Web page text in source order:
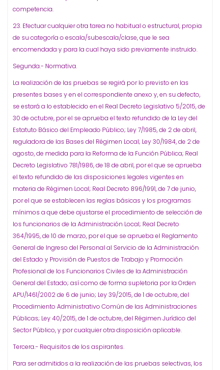
competencia.
23. Efectuar cualquier otra tarea no habitual o estructural, propia
de su categoría o escala/subescala/clase, que le sea
encomendada y para la cual haya sido previamente instruido.
Segunda.- Normativa.
La realización de las pruebas se regirá por lo previsto en las
presentes bases y en el correspondiente anexo y, en su defecto,
se estará a lo establecido en el Real Decreto Legislativo 5/2015, de
30 de octubre, por el se aprueba el texto refundido de la Ley del
Estatuto Básico del Empleado Público; Ley 7/1985, de 2 de abril,
reguladora de las Bases del Régimen Local; Ley 30/1984, de 2 de
agosto, de medida para la Reforma de la Función Pública; Real
Decreto Legislativo 781/1986, de 18 de abril, por el que se aprueba
el texto refundido de las disposiciones legales vigentes en
materia de Régimen Local; Real Decreto 896/1991, de 7 de junio,
por el que se establecen las reglas básicas y los programas
mínimos a que debe ajustarse el procedimiento de selección de
los funcionarios de la Administración Local; Real Decreto
364/1995, de 10 de marzo, por el que se aprueba el Reglamento
General de Ingreso del Personal al Servicio de la Administración
del Estado y Provisión de Puestos de Trabajo y Promoción
Profesional de los Funcionarios Civiles de la Administración
General del Estado; así como de forma supletoria por la Orden
APU/1461/2002 de 6 de junio; Ley 39/2015, de 1 de octubre, del
Procedimiento Administrativo Común de las Administraciones
Públicas; Ley 40/2015, de 1 de octubre, del Régimen Jurídico del
Sector Público, y por cualquier otra disposición aplicable.
Tercera.- Requisitos de los aspirantes.
Para ser admitidos a la realización de las pruebas selectivas, los